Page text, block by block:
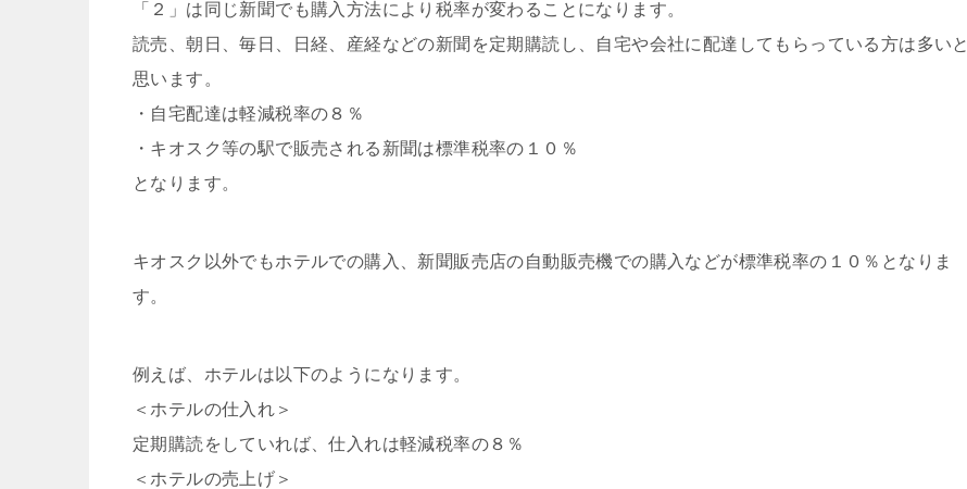
「２」は同じ新聞でも購入方法により税率が変わることになります。
読売、朝日、毎日、日経、産経などの新聞を定期購読し、自宅や会社に配達してもらっている方は多いと
思います。
・自宅配達は軽減税率の８％
・キオスク等の駅で販売される新聞は標準税率の１０％
となります。
キオスク以外でもホテルでの購入、新聞販売店の自動販売機での購入などが標準税率の１０％となりま
す。
例えば、ホテルは以下のようになります。
＜ホテルの仕入れ＞
定期購読をしていれば、仕入れは軽減税率の８％
＜ホテルの売上げ＞